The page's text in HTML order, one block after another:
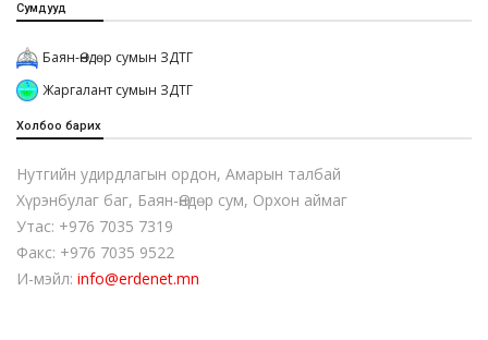
Сумдууд
Баян-Өндөр сумын ЗДТГ
Жаргалант сумын ЗДТГ
Холбоо барих
Нутгийн удирдлагын ордон, Амарын талбай
Хүрэнбулаг баг, Баян-Өндөр сум, Орхон аймаг
Утас: +976 7035 7319
Факс: +976 7035 9522
И-мэйл: info@erdenet.mn